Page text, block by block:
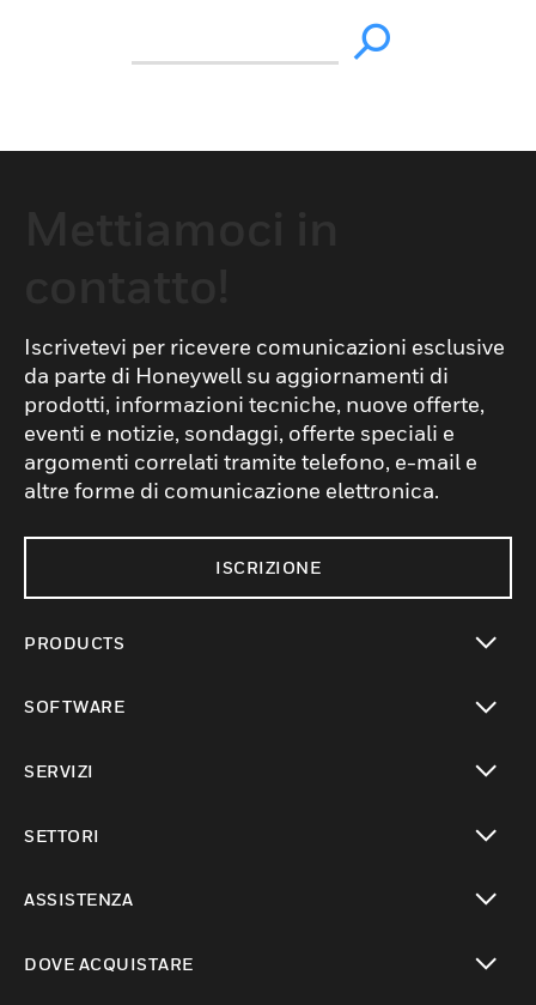
Iscrivetevi per ricevere comunicazioni esclusive
da parte di Honeywell su aggiornamenti di
prodotti, informazioni tecniche, nuove offerte,
eventi e notizie, sondaggi, offerte speciali e
argomenti correlati tramite telefono, e-mail e
altre forme di comunicazione elettronica.
ISCRIZIONE
PRODUCTS
SOFTWARE
SERVIZI
SETTORI
ASSISTENZA
DOVE ACQUISTARE